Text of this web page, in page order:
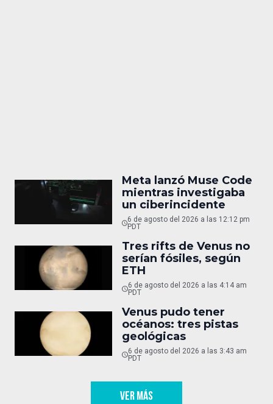
Meta lanzó Muse Code
mientras investigaba
un ciberincidente
6 de agosto del 2026 a las 12:12 pm
PDT
Tres rifts de Venus no
serían fósiles, según
ETH
6 de agosto del 2026 a las 4:14 am
PDT
Venus pudo tener
océanos: tres pistas
geológicas
6 de agosto del 2026 a las 3:43 am
PDT
VER MÁS